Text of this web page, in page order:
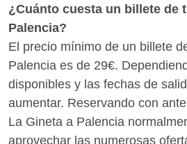
¿Cuánto cuesta un billete de
Palencia?
El precio mínimo de un billete
Palencia es de 29€.
disponibles y las fechas de
aumentar. Reservando con
La Gineta a Palencia
aprovechar las numerosas